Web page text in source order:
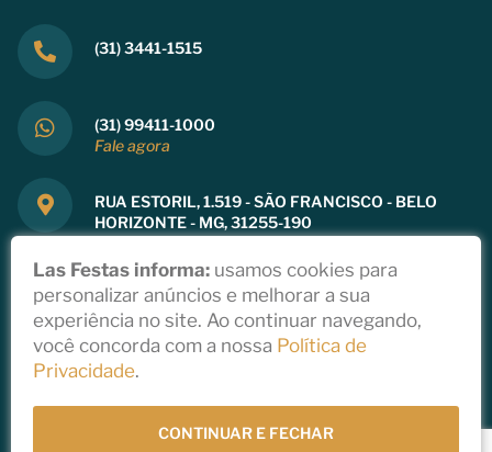
(31) 3441-1515
(31) 99411-1000
Fale agora
RUA ESTORIL, 1.519 - SÃO FRANCISCO - BELO
HORIZONTE - MG, 31255-190
Copyright 2021
Las Festas informa: usamos cookies para
personalizar anúncios e melhorar a sua
experiência no site. Ao continuar navegando,
você concorda com a nossa Política de
Privacidade.
CONTINUAR E FECHAR